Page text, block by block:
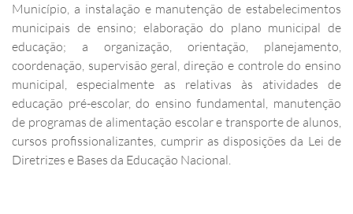
Município, a instalação e manutenção de estabelecimentos
municipais de ensino; elaboração do plano municipal de
educação; a organização, orientação, planejamento,
coordenação, supervisão geral, direção e controle do ensino
municipal, especialmente as relativas às atividades de
educação pré-escolar, do ensino fundamental, manutenção
de programas de alimentação escolar e transporte de alunos,
cursos profissionalizantes, cumprir as disposições da Lei de
Diretrizes e Bases da Educação Nacional.